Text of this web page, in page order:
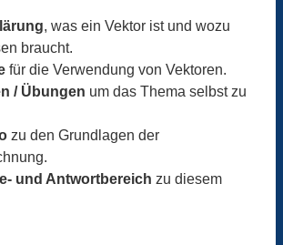
, was ein Vektor ist und wozu
braucht.
für die Verwendung von Vektoren.
/ Übungen um das Thema selbst zu
zu den Grundlagen der
und Antwortbereich zu diesem